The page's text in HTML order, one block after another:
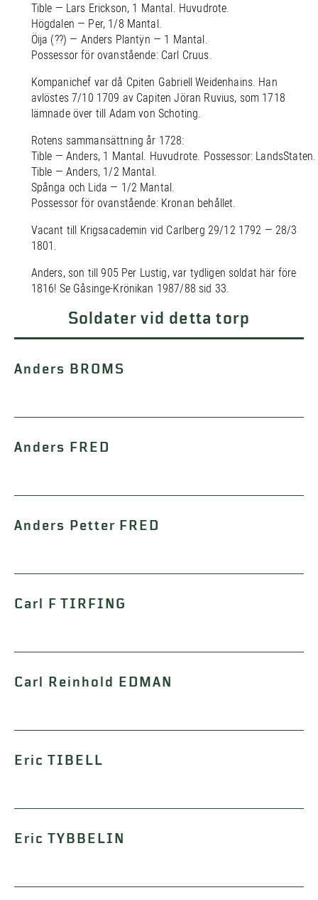
Tible — Lars Erickson, 1 Mantal. Huvudrote.
Högdalen — Per, 1/8 Mantal.
Öija (??) — Anders Plantÿn — 1 Mantal.
Possessor för ovanstående: Carl Cruus.
Kompanichef var då Cpiten Gabriell Weidenhains. Han
avlöstes 7/10 1709 av Capiten Jöran Ruvius, som 1718
lämnade över till Adam von Schoting.
Rotens sammansättning år 1728:
Tible — Anders, 1 Mantal. Huvudrote. Possessor: LandsStaten.
Tible — Anders, 1/2 Mantal.
Spånga och Lida — 1/2 Mantal.
Possessor för ovanstående: Kronan behållet.
Vacant till Krigsacademin vid Carlberg 29/12 1792 — 28/3
1801.
Anders, son till 905 Per Lustig, var tydligen soldat här före
1816! Se Gåsinge-Krönikan 1987/88 sid 33.
Soldater vid detta torp
Anders BROMS
Anders FRED
Anders Petter FRED
Carl F TIRFING
Carl Reinhold EDMAN
Eric TIBELL
Eric TYBBELIN